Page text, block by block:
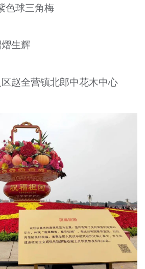
色球三角梅
生辉
赵全营镇北郎中花木中心